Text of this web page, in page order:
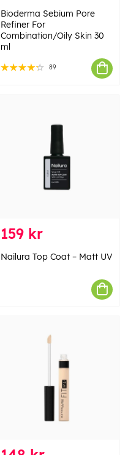
Bioderma Sebium Pore
Refiner For
Combination/Oily Skin 30
ml
89
159 kr
Nailura Top Coat – Matt UV